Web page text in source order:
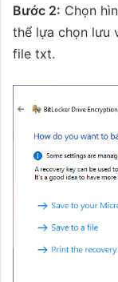
Bước 2: Chọn
thể lựa chọn lưu
file txt.